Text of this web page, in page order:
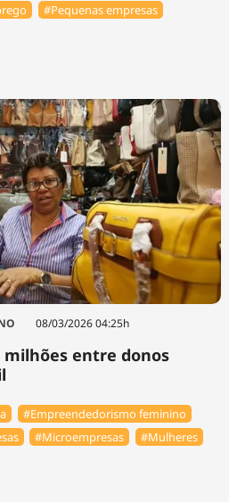
#Pequenas empresas
08/03/2026 04:25h
milhões entre donos
#Empreendedorismo feminino
#Microempresas
#Mulheres